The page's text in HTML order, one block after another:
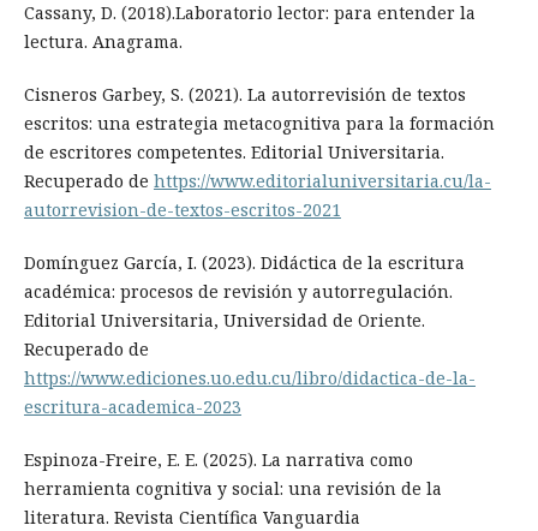
Cassany, D. (2018).Laboratorio lector: para entender la
lectura. Anagrama.
Cisneros Garbey, S. (2021). La autorrevisión de textos
escritos: una estrategia metacognitiva para la formación
de escritores competentes. Editorial Universitaria.
Recuperado de https://www.editorialuniversitaria.cu/la-
autorrevision-de-textos-escritos-2021
Domínguez García, I. (2023). Didáctica de la escritura
académica: procesos de revisión y autorregulación.
Editorial Universitaria, Universidad de Oriente.
Recuperado de
https://www.ediciones.uo.edu.cu/libro/didactica-de-la-
escritura-academica-2023
Espinoza-Freire, E. E. (2025). La narrativa como
herramienta cognitiva y social: una revisión de la
literatura. Revista Científica Vanguardia